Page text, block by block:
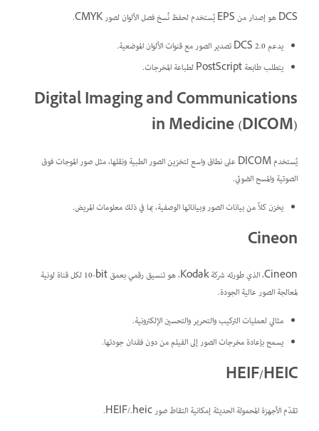
DCS هو إصدار من EPS يُستخدم لحفظ نُسخ فصل الألوان لصور CMYK.
يدعم DCS 2.0 تصدير الصور مع قنوات الألوان الموضعية.
يتطلب طابعة PostScript لطباعة المخرجات.
Digital Imaging and Communications
in Medicine (DICOM)
يُستخدم DICOM على نطاق واسع لتخزين الصور الطبية ونقلها، مثل صور الموجات فوق
الصوتية والمسح الضوئي.
يخزن كلاً من بيانات الصور وبياناتها الوصفية، بما في ذلك معلومات المريض.
Cineon
Cineon، الذي طورته شركة Kodak، هو تنسيق رقمي بعمق ‎10-bit لكل قناة لونية
لمعالجة الصور عالية الجودة.
مثالي لعمليات التركيب والتحرير والتحسين الإلكترونية.
يسمح بإعادة مخرجات الصور إلى الفيلم من دون فقدان جودتها.
HEIF/HEIC
تقدّم الأجهزة المحمولة الحديثة إمكانية التقاط صور HEIF/.heic.